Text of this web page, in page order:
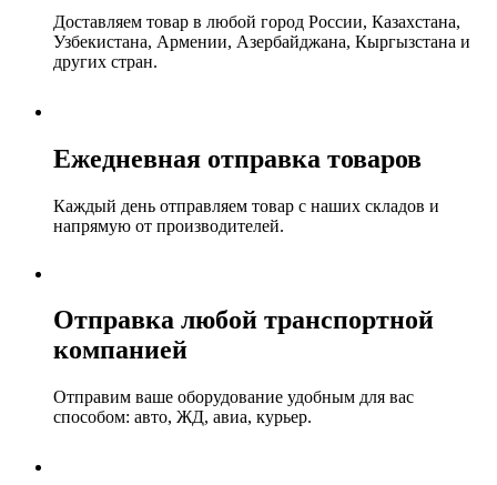
Доставляем товар в любой город России, Казахстана,
Узбекистана, Армении, Азербайджана, Кыргызстана и
других стран.
Ежедневная отправка товаров
Каждый день отправляем товар с наших складов и
напрямую от производителей.
Отправка любой транспортной
компанией
Отправим ваше оборудование удобным для вас
способом: авто, ЖД, авиа, курьер.